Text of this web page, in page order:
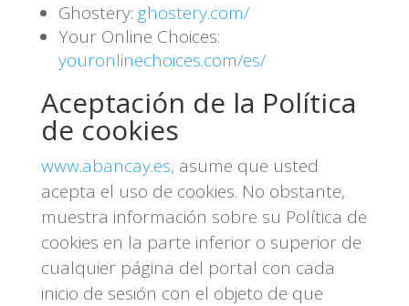
Ghostery: ghostery.com/
Your Online Choices:
youronlinechoices.com/es/
Aceptación de la Política
de cookies
www.abancay.es, asume que usted
acepta el uso de cookies. No obstante,
muestra información sobre su Política de
cookies en la parte inferior o superior de
cualquier página del portal con cada
inicio de sesión con el objeto de que